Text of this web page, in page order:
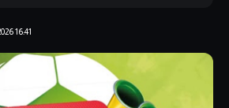
16:41